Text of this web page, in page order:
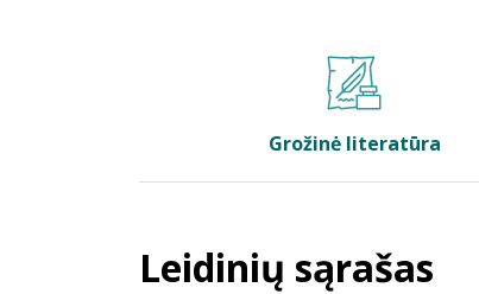
Grožinė literatūra
Leidinių sąrašas